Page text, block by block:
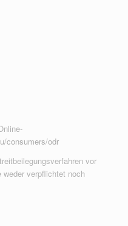
consumers/odr
vor
verpflichtet noch